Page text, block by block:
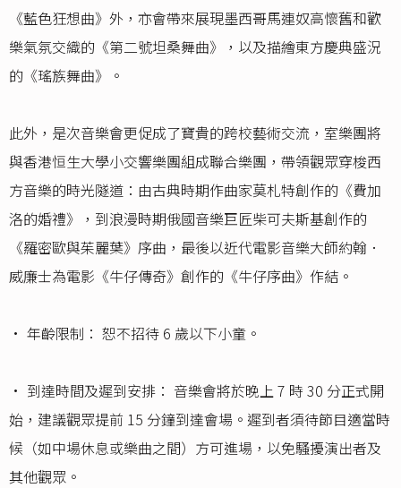
《藍色狂想曲》外，亦會帶來展現墨西哥馬連奴高懷舊和歡
樂氣氛交織的《第二號坦桑舞曲》，以及描繪東方慶典盛況
的《瑤族舞曲》。
此外，是次音樂會更促成了寶貴的跨校藝術交流，室樂團將
與香港恒生大學小交響樂團組成聯合樂團，帶領觀眾穿梭西
方音樂的時光隧道：由古典時期作曲家莫札特創作的《費加
洛的婚禮》，到浪漫時期俄國音樂巨匠柴可夫斯基創作的
《羅密歐與茱麗葉》序曲，最後以近代電影音樂大師約翰．
威廉士為電影《牛仔傳奇》創作的《牛仔序曲》作結。
• 年齡限制： 恕不招待 6 歲以下小童。
• 到達時間及遲到安排： 音樂會將於晚上 7 時 30 分正式開
始，建議觀眾提前 15 分鐘到達會場。遲到者須待節目適當時
候（如中場休息或樂曲之間）方可進場，以免騷擾演出者及
其他觀眾。